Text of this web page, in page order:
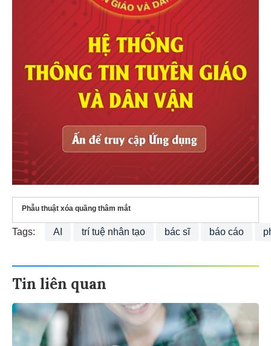
Phẫu thuật xóa quầng thâm mắt
Tags: AI trí tuệ nhân tạo bác sĩ báo cáo
Tin liên quan